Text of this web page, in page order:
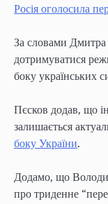
Росія оголосила
За словами Дмитра
дотримуватися
боку українських
Пєсков додав, що
залишається
боку України.
Додамо, що
про триденне